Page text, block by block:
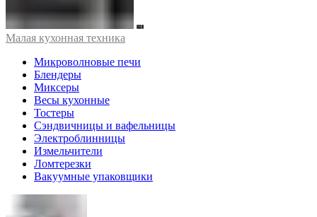
Малая кухонная техника
Микроволновые печи
Блендеры
Миксеры
Весы кухонные
Тостеры
Сэндвичницы и вафельницы
Электроблинницы
Измельчители
Ломтерезки
Вакуумные упаковщики